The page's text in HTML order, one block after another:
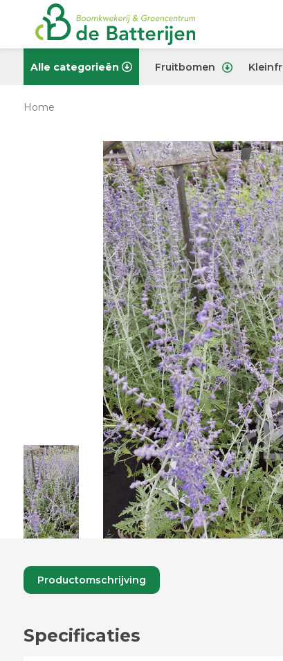
Alle categorieën Fruitbomen
Home
Productomschrijving
Specificaties